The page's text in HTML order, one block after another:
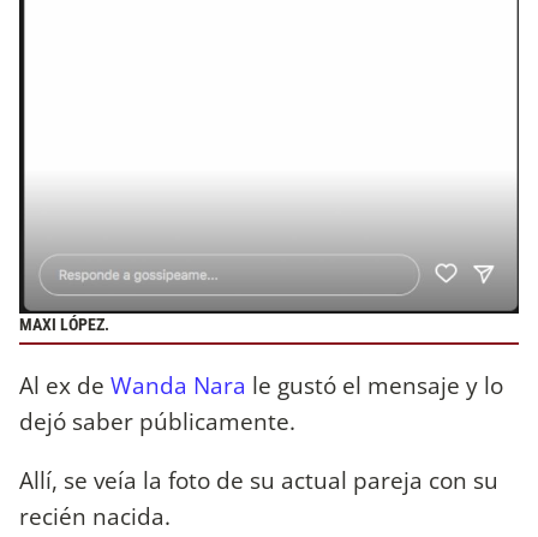
MAXI LÓPEZ.
Al ex de Wanda Nara le gustó el mensaje y lo
dejó saber públicamente.
Allí, se veía la foto de su actual pareja con su
recién nacida.